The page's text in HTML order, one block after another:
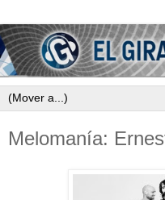
Melomanía: